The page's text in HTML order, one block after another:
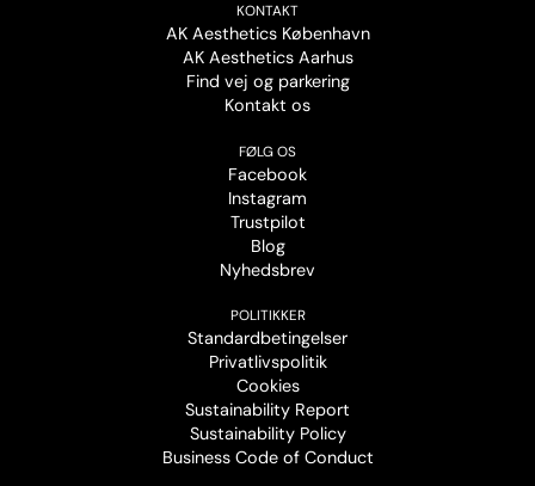
KONTAKT
AK Aesthetics København
AK Aesthetics Aarhus
Find vej og parkering
Kontakt os
FØLG OS
Facebook
Instagram
Trustpilot
Blog
Nyhedsbrev
POLITIKKER
Standardbetingelser
Privatlivspolitik
Cookies
Sustainability Report
Sustainability Policy
Business Code of Conduct